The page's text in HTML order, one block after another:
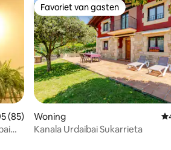
beoordeling van 4,95 uit 5, 85
(85)
Favoriet van gasten
Favoriet van gasten
Woning
Kanala Urdaibai Sukarrieta